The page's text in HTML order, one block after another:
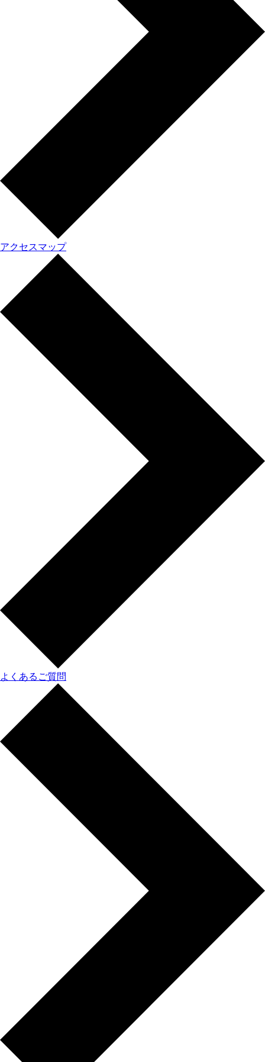
アクセスマップ
よくあるご質問